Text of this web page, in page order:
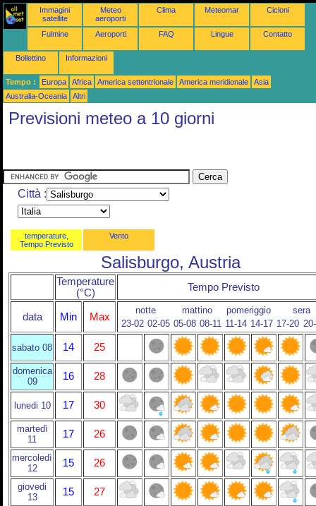
Immagini
satellite
Meteo
aeroporti
Clima Meteomar Cicloni
Fulmine Aeroporti FAQ Lingue Contatto
Bollettino Informazioni
Tempo : Europa Africa America settentrionale America meridionale
Asia
Australia-Oceania
Altri
Previsioni meteo a 10 giorni
Città :
temperature,
Tempo Previsto
Vento
Salisburgo, Austria
Temperature
(°C)
Tempo Previsto
data Min Max
notte mattino pomeriggio
sera
23-02 02-05 05-08 08-11 11-14 14-17 17-20
sabato 08 14 25
domenica
09
16 28
lunedi 10 17 30
martedì
11
17 26
mercoledì
12
15 26
giovedi
13
15 27